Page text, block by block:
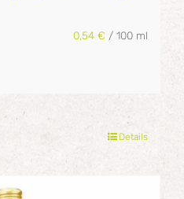
0,54 € / 100 ml
Details